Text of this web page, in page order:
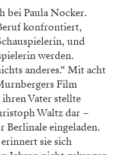
bei Paula Nocker.
konfrontiert,
und
werden.
anderes.“ Mit acht
Film
Vater stellte
Waltz dar –
Berlinale eingeladen.
sie sich